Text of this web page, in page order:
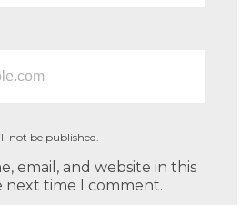
not be published.
email, and website in this
next time I comment.